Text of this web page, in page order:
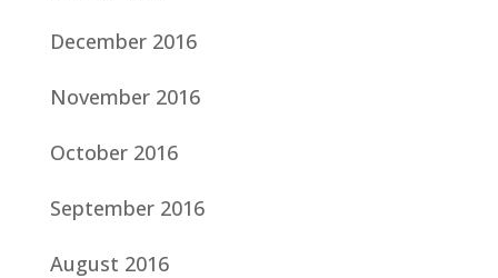
December 2016
November 2016
October 2016
September 2016
August 2016